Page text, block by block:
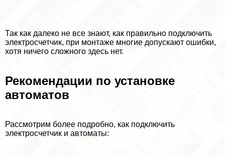
Так как далеко не все знают, как правильно подключить
электросчетчик, при монтаже многие допускают ошибки,
хотя ничего сложного здесь нет.
Рекомендации по установке
автоматов
Рассмотрим более подробно, как подключить
электросчетчик и автоматы: